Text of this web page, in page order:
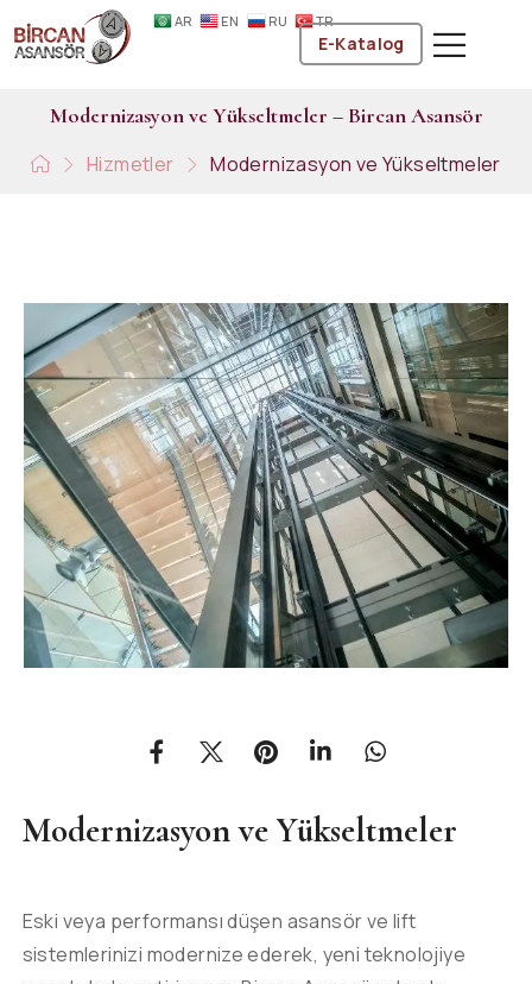
AR EN RU TR
E-Katalog
Modernizasyon ve Yükseltmeler – Bircan Asansör
Hizmetler
Modernizasyon ve Yükseltmeler
Modernizasyon ve Yükseltmeler
Eski veya performansı düşen asansör ve lift
sistemlerinizi modernize ederek, yeni teknolojiye